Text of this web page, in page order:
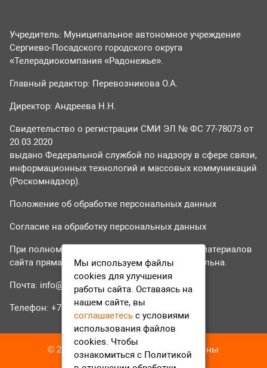
Учредитель: Муниципальное автономное учреждение
Сергиево-Посадского городского округа
«Телерадиокомпания «Радонежье».
Главный редактор: Перевозникова О.А.
Директор: Андреева Н.Н.
Свидетельство о регистрации СМИ ЭЛ № ФС 77-78073 от
20.03.2020
выдано Федеральной службой по надзору в сфере связи,
информационных технологий и массовых коммуникаций
(Роскомнадзор).
Положение об обработке персональных данных
Согласие на обработку персональных данных
При полном или частичном использовании материалов
сайта прямая гиперссылка на tvr24.tv обязательна.
Почта: info@tvr24.tv
Телефон: +7 (496) 551-04-95
© 2016-2023 ТВР24 Все права защищены
Мы используем файлы
cookies для улучшения
работы сайта. Оставаясь на
нашем сайте, вы
соглашаетесь с условиями
использования файлов
cookies. Чтобы
ознакомиться с Политикой